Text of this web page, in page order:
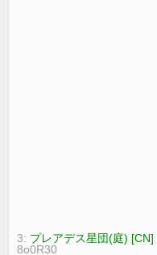
3: プレアデス星団(庭) [CN]
8o0R30